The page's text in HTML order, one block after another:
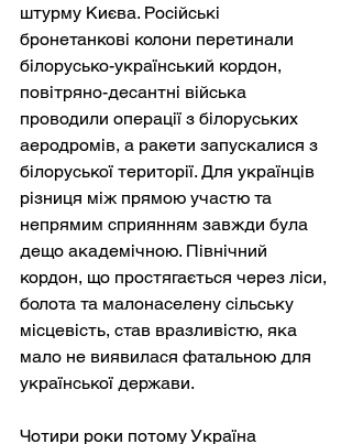
штурму Києва. Російські
бронетанкові колони перетинали
білорусько-український кордон,
повітряно-десантні війська
проводили операції з білоруських
аеродромів, а ракети запускалися з
білоруської території. Для українців
різниця між прямою участю та
непрямим сприянням завжди була
дещо академічною. Північний
кордон, що простягається через ліси,
болота та малонаселену сільську
місцевість, став вразливістю, яка
мало не виявилася фатальною для
української держави.
Чотири роки потому Україна